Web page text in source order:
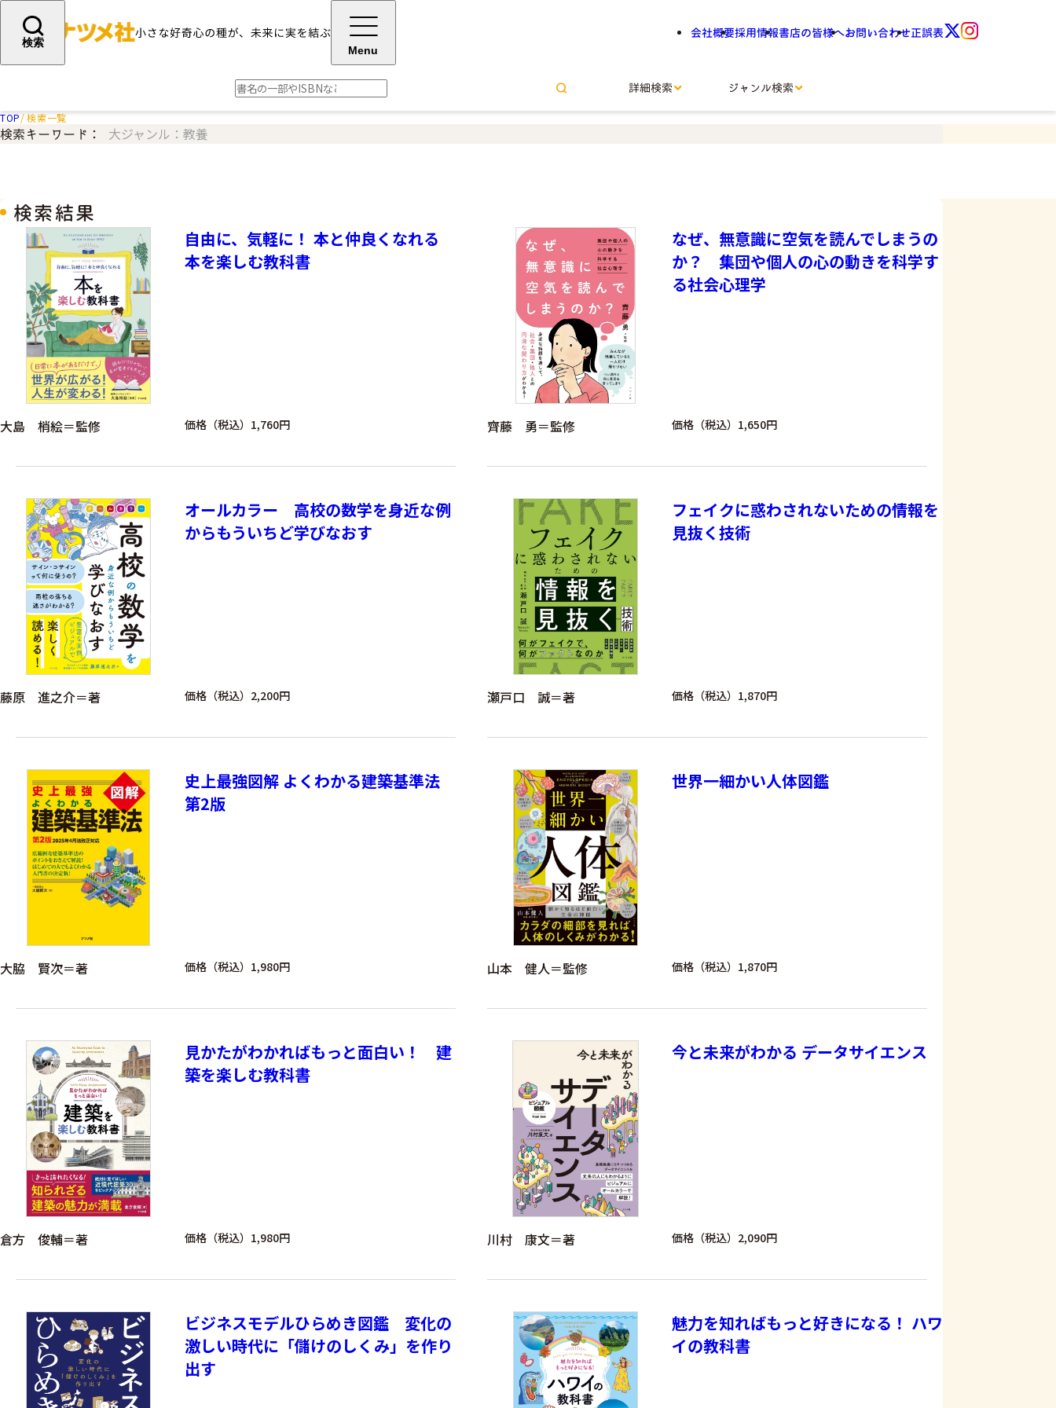
会社概要採用情報書店の皆様へお問い合わせ正誤表
検索
Menu
詳細検索 ジャンル検索
TOP 検索一覧
検索キーワード： 大ジャンル：教養
検索結果
自由に、気軽に！ 本と仲良くなれる
本を楽しむ教科書
大島 梢絵＝監修 価格（税込）1,760円
なぜ、無意識に空気を読んでしまうの
か？ 集団や個人の心の動きを科学す
る社会心理学
齊藤 勇＝監修 価格（税込）1,650円
オールカラー 高校の数学を身近な例
からもういちど学びなおす
藤原 進之介＝著 価格（税込）2,200円
フェイクに惑わされないための情報を
見抜く技術
瀬戸口 誠＝著 価格（税込）1,870円
史上最強図解 よくわかる建築基準法
第2版
大脇 賢次＝著 価格（税込）1,980円
世界一細かい人体図鑑
山本 健人＝監修 価格（税込）1,870円
見かたがわかればもっと面白い！ 建
築を楽しむ教科書
倉方 俊輔＝著 価格（税込）1,980円
今と未来がわかる データサイエンス
川村 康文＝著 価格（税込）2,090円
ビジネスモデルひらめき図鑑 変化の
激しい時代に「儲けのしくみ」を作り
出す
魅力を知ればもっと好きになる！ ハワ
イの教科書